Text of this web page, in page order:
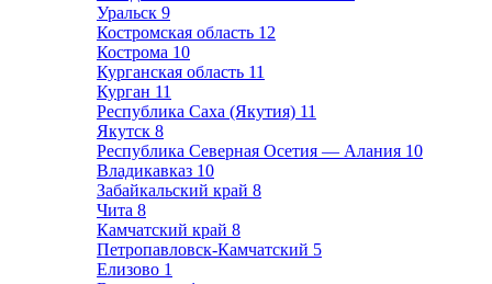
Уральск 9
Костромская область 12
Кострома 10
Курганская область 11
Курган 11
Республика Саха (Якутия) 11
Якутск 8
Республика Северная Осетия — Алания 10
Владикавказ 10
Забайкальский край 8
Чита 8
Камчатский край 8
Петропавловск-Камчатский 5
Елизово 1